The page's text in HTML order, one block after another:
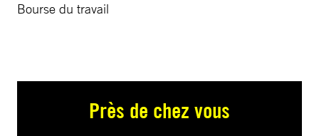
Bourse du travail
Près de chez vous